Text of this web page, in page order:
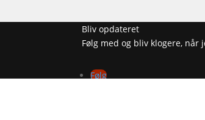
Bliv opdateret
Følg med og bliv klogere, når
Følg